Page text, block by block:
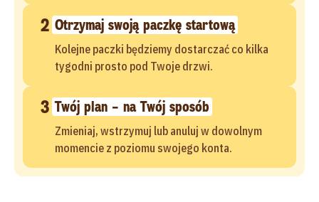
2 Otrzymaj swoją paczkę startową
Kolejne paczki będziemy dostarczać co kilka
tygodni prosto pod Twoje drzwi.
3 Twój plan – na Twój sposób
Zmieniaj, wstrzymuj lub anuluj w dowolnym
momencie z poziomu swojego konta.